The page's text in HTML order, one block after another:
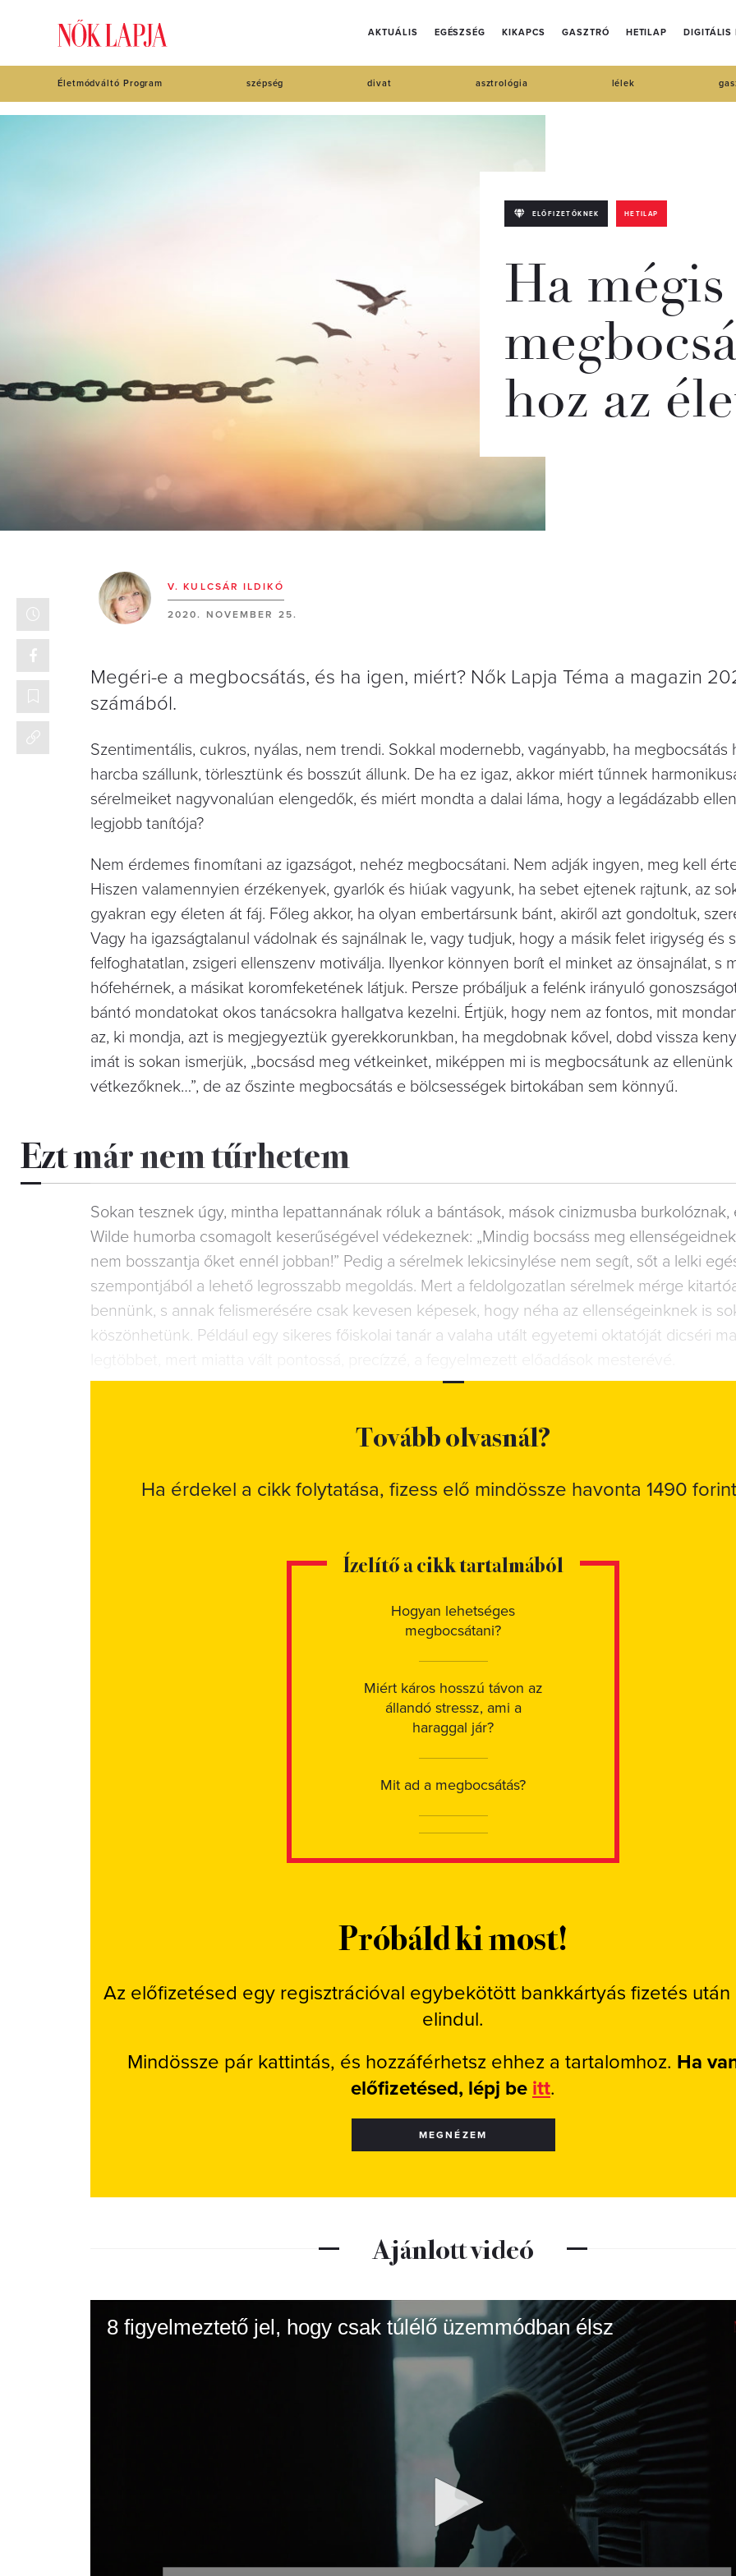
AKTUÁLIS EGÉSZSÉG KIKAPCS GASZTRÓ HETILAP DIGITÁLIS
Életmódváltó Program szépség divat asztrológia lélek
ELŐFIZETŐKNEK HETILAP
Ha mégis
hoz az
V. KULCSÁR ILDIKÓ
2020. NOVEMBER 25.
Megéri-e a megbocsátás, és ha igen, miért? Nők Lapja Téma a magazin
számából.
Szentimentális, cukros, nyálas, nem trendi. Sokkal modernebb, vagányabb, ha megbocsátás
harcba szállunk, törlesztünk és bosszút állunk. De ha ez igaz, akkor miért tűnnek
sérelmeiket nagyvonalúan elengedők, és miért mondta a dalai láma, hogy a legádázabb
legjobb tanítója?
Nem érdemes finomítani az igazságot, nehéz megbocsátani. Nem adják ingyen, meg kell
Hiszen valamennyien érzékenyek, gyarlók és hiúak vagyunk, ha sebet ejtenek rajtunk, az
gyakran egy életen át fáj. Főleg akkor, ha olyan embertársunk bánt, akiről azt gondoltuk,
Vagy ha igazságtalanul vádolnak és sajnálnak le, vagy tudjuk, hogy a másik felet irigység és
felfoghatatlan, zsigeri ellenszenv motiválja. Ilyenkor könnyen borít el minket az önsajnálat, s
hófehérnek, a másikat koromfeketének látjuk. Persze próbáljuk a felénk irányuló
bántó mondatokat okos tanácsokra hallgatva kezelni. Értjük, hogy nem az fontos, mit
az, ki mondja, azt is megjegyeztük gyerekkorunkban, ha megdobnak kővel, dobd vissza
imát is sokan ismerjük, „bocsásd meg vétkeinket, miképpen mi is megbocsátunk az ellenünk
vétkezőknek…”, de az őszinte megbocsátás e bölcsességek birtokában sem könnyű.
Ezt már nem tűrhetem
Sokan tesznek úgy, mintha lepattannának róluk a bántások, mások cinizmusba burkolóznak,
Wilde humorba csomagolt keserűségével védekeznek: „Mindig bocsáss meg
nem bosszantja őket ennél jobban!” Pedig a sérelmek lekicsinylése nem segít, sőt a lelki
szempontjából a lehető legrosszabb megoldás. Mert a feldolgozatlan sérelmek mérge
bennünk, s annak felismerésére csak kevesen képesek, hogy néha az ellenségeinknek is
köszönhetünk. Például egy sikeres főiskolai tanár a valaha utált egyetemi oktatóját dicséri
Tovább olvasnál?
Ha érdekel a cikk folytatása, fizess elő mindössze havonta 1490
Ízelítő a cikk tartalmából
Hogyan lehetséges
megbocsátani?
Miért káros hosszú távon az
állandó stressz, ami a
haraggal jár?
Mit ad a megbocsátás?
Próbáld ki most!
Az előfizetésed egy regisztrációval egybekötött bankkártyás fizetés után
elindul.
Mindössze pár kattintás, és hozzáférhetsz ehhez a tartalomhoz. Ha
előfizetésed, lépj be itt.
MEGNÉZEM
Ajánlott videó
8 figyelmeztető jel, hogy csak túlélő üzemmódban élsz